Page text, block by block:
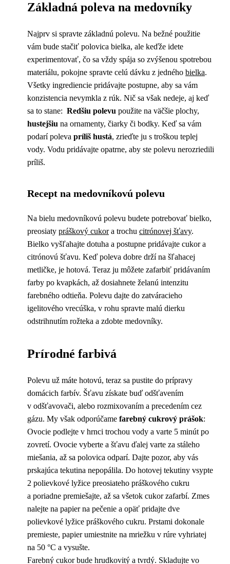
Základná poleva na medovníky
Najprv si spravte základnú polevu. Na bežné použitie
vám bude stačiť polovica bielka, ale keďže idete
experimentovať, čo sa vždy spája so zvýšenou spotrebou
materiálu, pokojne spravte celú dávku z jedného bielka.
Všetky ingrediencie pridávajte postupne, aby sa vám
konzistencia nevymkla z rúk. Nič sa však nedeje, aj keď
sa to stane: Redšiu polevu použite na väčšie plochy,
hustejšiu na ornamenty, čiarky či bodky. Keď sa vám
podarí poleva príliš hustá, zrieďte ju s troškou teplej
vody. Vodu pridávajte opatrne, aby ste polevu nerozriedili
príliš.
Recept na medovníkovú polevu
Na bielu medovníkovú polevu budete potrebovať bielko,
preosiaty práškový cukora trochu citrónovej šťavy.
Bielko vyšľahajte dotuha a postupne pridávajte cukor a
citrónovú šťavu. Keď poleva dobre drží na šľahacej
metličke, je hotová. Teraz ju môžete zafarbiť pridávaním
farby po kvapkách, až dosiahnete želanú intenzitu
farebného odtieňa. Polevu dajte do zatváracieho
igelitového vrecúška, v rohu spravte malú dierku
odstrihnutím rožteka a zdobte medovníky.
Prírodné farbivá
Polevu už máte hotovú, teraz sa pustite do prípravy
domácich farbív. Šťavu získate buď odšťavením
v odšťavovači, alebo rozmixovaním a precedením cez
gázu. My však odporúčame farebný cukrový prášok:
Ovocie podlejte v hrnci trochou vody a varte 5 minút po
zovretí. Ovocie vyberte a šťavu ďalej varte za stáleho
miešania, až sa polovica odparí. Dajte pozor, aby vás
prskajúca tekutina nepopálila. Do hotovej tekutiny vsypte
2 polievkové lyžice preosiateho práškového cukru
a poriadne premiešajte, až sa všetok cukor zafarbí. Zmes
nalejte na papier na pečenie a opäť pridajte dve
polievkové lyžice práškového cukru. Prstami dokonale
premieste, papier umiestnite na mriežku v rúre vyhriatej
na 50 °C a vysušte.
Farebný cukor bude hrudkovitý a tvrdý. Skladujte vo